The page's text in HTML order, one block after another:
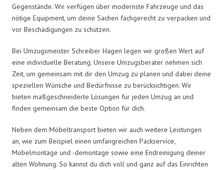
Gegenstände. Wir verfügen über modernste Fahrzeuge und das
nötige Equipment, um deine Sachen fachgerecht zu verpacken und
vor Beschädigungen zu schützen.
Bei Umzugsmeister Schreiber Hagen legen wir großen Wert auf
eine individuelle Beratung. Unsere Umzugsberater nehmen sich
Zeit, um gemeinsam mit dir den Umzug zu planen und dabei deine
speziellen Wünsche und Bedürfnisse zu berücksichtigen. Wir
bieten maßgeschneiderte Lösungen für jeden Umzug an und
finden gemeinsam die beste Option für dich.
Neben dem Möbeltransport bieten wir auch weitere Leistungen
an, wie zum Beispiel einen umfangreichen Packservice,
Möbelmontage und -demontage sowie eine Endreinigung deiner
alten Wohnung. So kannst du dich voll und ganz auf das Einrichten